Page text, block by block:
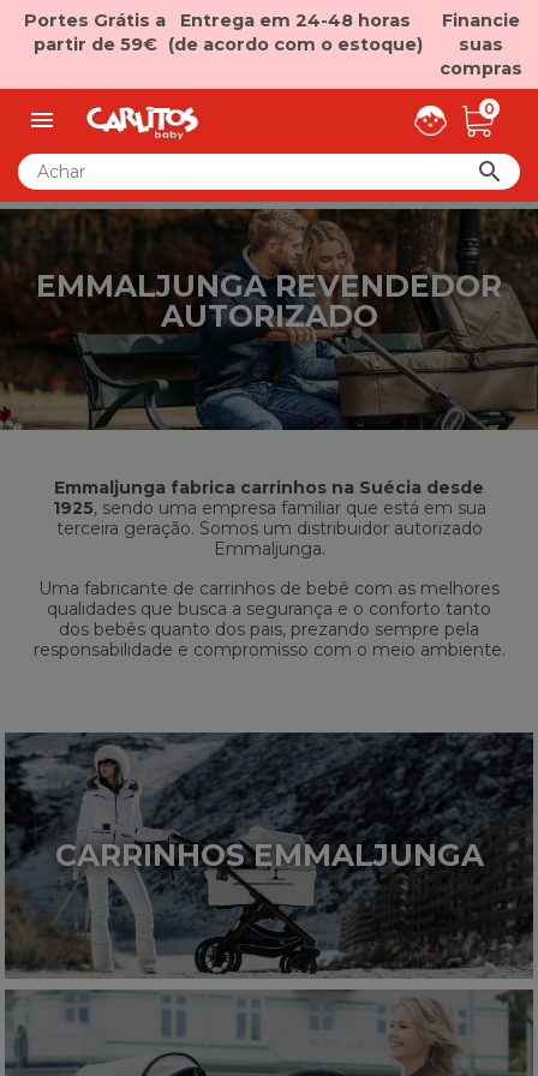
Portes Grátis a
partir de 59€
Entrega em 24-48 horas
(de acordo com o estoque)
Financie
suas
compras
 0

EMMALJUNGA REVENDEDOR
AUTORIZADO
Emmaljunga fabrica carrinhos na Suécia desde
1925, sendo uma empresa familiar que está em sua
terceira geração. Somos um distribuidor autorizado
Emmaljunga.
Uma fabricante de carrinhos de bebê com as melhores
qualidades que busca a segurança e o conforto tanto
dos bebês quanto dos pais, prezando sempre pela
responsabilidade e compromisso com o meio ambiente.
CARRINHOS EMMALJUNGA